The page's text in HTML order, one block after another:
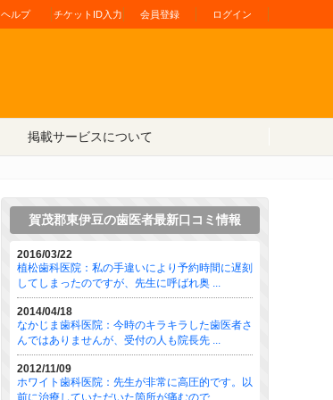
ヘルプ チケットID入力 会員登録 ログイン
掲載サービスについて
賀茂郡東伊豆の歯医者最新口コミ情報
2016/03/22
植松歯科医院：私の手違いにより予約時間に遅刻
してしまったのですが、先生に呼ばれ奥 ...
2014/04/18
なかじま歯科医院：今時のキラキラした歯医者さ
んではありませんが、受付の人も院長先 ...
2012/11/09
ホワイト歯科医院：先生が非常に高圧的です。以